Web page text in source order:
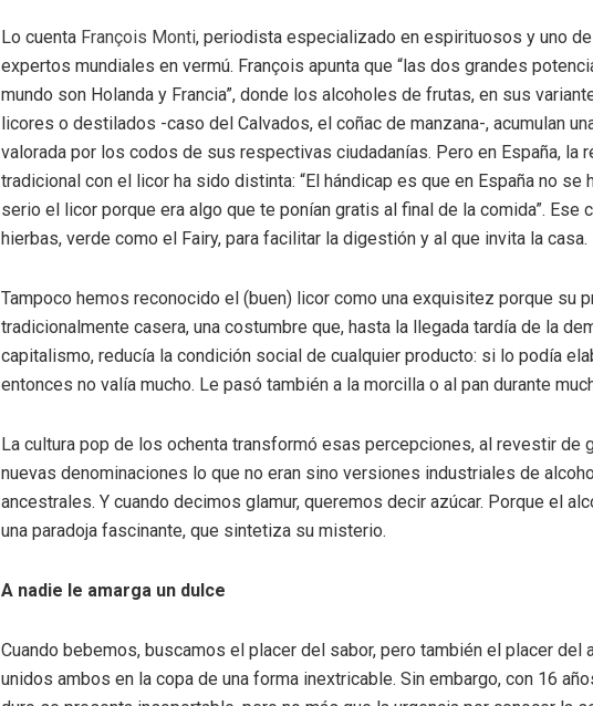
Lo cuenta François Monti, periodista especializado en espirituosos y uno
expertos mundiales en vermú. François apunta que “las dos grandes
mundo son Holanda y Francia”, donde los alcoholes de frutas, en sus
licores o destilados -caso del Calvados, el coñac de manzana-, acumulan
valorada por los codos de sus respectivas ciudadanías. Pero en España, la
tradicional con el licor ha sido distinta: “El hándicap es que en España no se
serio el licor porque era algo que te ponían gratis al final de la comida”. Ese
hierbas, verde como el Fairy, para facilitar la digestión y al que invita la casa.
Tampoco hemos reconocido el (buen) licor como una exquisitez porque su
tradicionalmente casera, una costumbre que, hasta la llegada tardía de la
capitalismo, reducía la condición social de cualquier producto: si lo podía
entonces no valía mucho. Le pasó también a la morcilla o al pan durante
La cultura pop de los ochenta transformó esas percepciones, al revestir de
nuevas denominaciones lo que no eran sino versiones industriales de
ancestrales. Y cuando decimos glamur, queremos decir azúcar. Porque el
una paradoja fascinante, que sintetiza su misterio.
A nadie le amarga un dulce
Cuando bebemos, buscamos el placer del sabor, pero también el placer del
unidos ambos en la copa de una forma inextricable. Sin embargo, con 16